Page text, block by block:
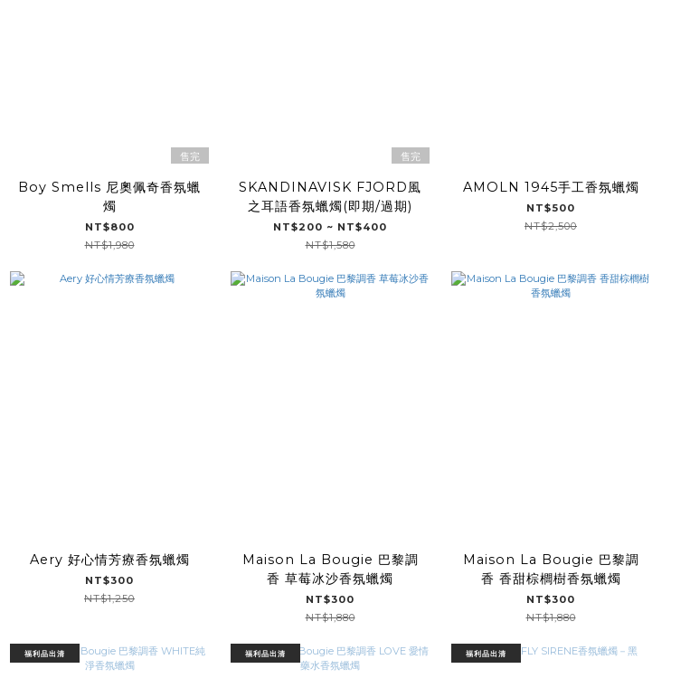
售完
Boy Smells 尼奧佩奇香氛蠟
燭
NT$800
NT$1,980
售完
SKANDINAVISK FJORD風
之耳語香氛蠟燭(即期/過期)
NT$200 ~ NT$400
NT$1,580
AMOLN 1945手工香氛蠟燭
NT$500
NT$2,500
Aery 好心情芳療香氛蠟燭
NT$300
NT$1,250
Maison La Bougie 巴黎調
香 草莓冰沙香氛蠟燭
NT$300
NT$1,880
Maison La Bougie 巴黎調
香 香甜棕櫚樹香氛蠟燭
NT$300
NT$1,880
福利品出清 福利品出清 福利品出清